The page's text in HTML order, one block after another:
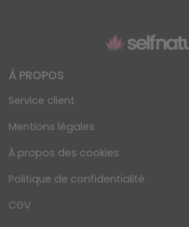
À PROPOS
Service client
Mentions légales
À propos des cookies
Politique de confidentialité
CGV